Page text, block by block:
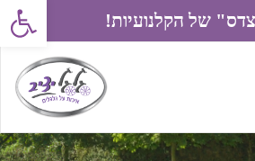
של הקלנועיות! פתח